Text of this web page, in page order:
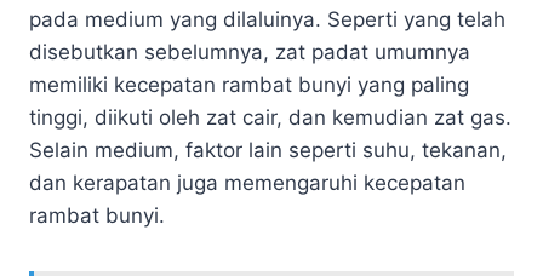
pada medium yang dilaluinya. Seperti yang telah
disebutkan sebelumnya, zat padat umumnya
memiliki kecepatan rambat bunyi yang paling
tinggi, diikuti oleh zat cair, dan kemudian zat gas.
Selain medium, faktor lain seperti suhu, tekanan,
dan kerapatan juga memengaruhi kecepatan
rambat bunyi.